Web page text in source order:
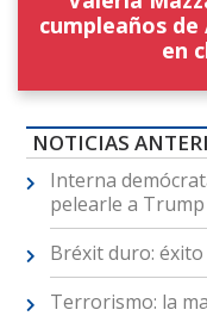
cumpleaños
en
NOTICIAS
Interna
pelearle a Trump
Bréxit duro:
Terrorismo: la